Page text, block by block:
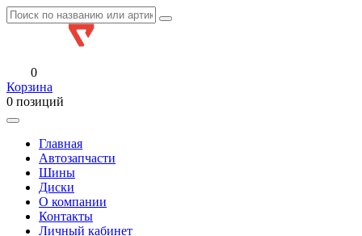
0
Корзина
0 позиций
Главная
Автозапчасти
Шины
Диски
О компании
Контакты
Личный кабинет